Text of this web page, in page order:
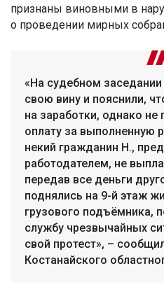
признаны виновными в
о проведении мирных
«На судебном
свою вину и пояснили,
на заработки, однако
оплату за выполненную
некий гражданин Н.,
работодателем, не
передав все деньги
поднялись на 9-й этаж
грузового подъёмника,
службу чрезвычайных
свой протест», –
Костанайского